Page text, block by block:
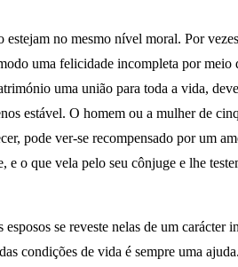
no mesmo nível moral. Por
uma felicidade incompleta por
uma união para toda a vida,
estável. O homem ou a mulher de
pode ver-se recompensado por um
o que vela pelo seu cônjuge e lhe
se reveste nelas de um
condições de vida é sempre uma